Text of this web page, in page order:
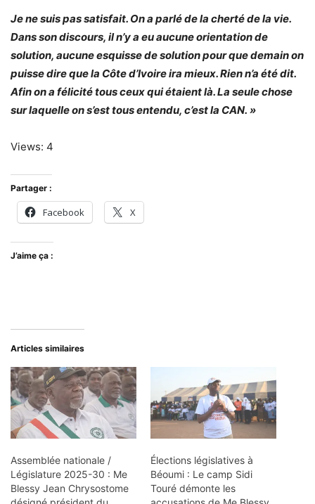
Je ne suis pas satisfait. On a parlé de la cherté de la vie.
Dans son discours, il n’y a eu aucune orientation de
solution, aucune esquisse de solution pour que demain on
puisse dire que la Côte d’Ivoire ira mieux. Rien n’a été dit.
Afin on a félicité tous ceux qui étaient là. La seule chose
sur laquelle on s’est tous entendu, c’est la CAN. »
Views: 4
Partager :
Facebook X
J’aime ça :
Articles similaires
Assemblée nationale /
Législature 2025-30 : Me
Blessy Jean Chrysostome
Élections législatives à
Béoumi : Le camp Sidi
Touré démonte les